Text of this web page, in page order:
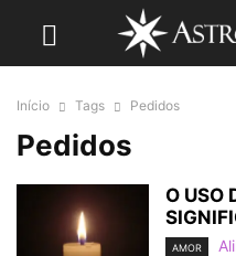
Início Tags Pedidos
Pedidos
O USO
AMOR